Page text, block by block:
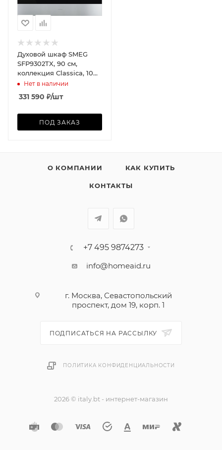
Духовой шкаф SMEG
SFP9302TX, 90 см,
коллекция Classica, 10
режимов, пиролиз,
нержавеющая сталь
Нет в наличии
331 590 ₽/шт
ПОД ЗАКАЗ
О КОМПАНИИ КАК КУПИТЬ
КОНТАКТЫ
+7 495 9874273
info@homeaid.ru
г. Москва, Севастопольский
проспект, дом 19, корп. 1
ПОДПИСАТЬСЯ НА РАССЫЛКУ
ПОЛИТИКА КОНФИДЕНЦИАЛЬНОСТИ
2026 © italy.bt - интернет-магазин